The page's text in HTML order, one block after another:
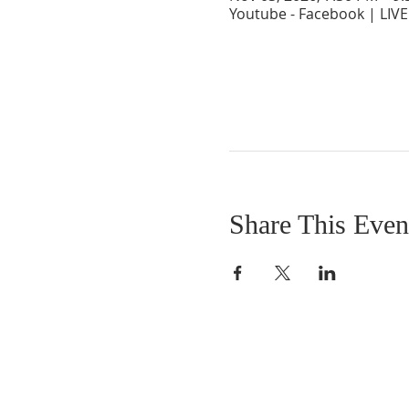
Youtube - Facebook | LIVE
Share This